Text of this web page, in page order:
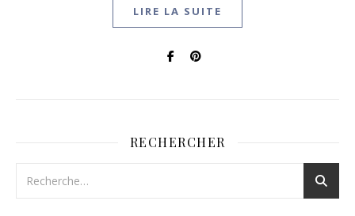
LIRE LA SUITE
RECHERCHER